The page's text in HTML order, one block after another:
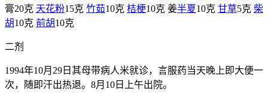
膏20克 天花粉15克 竹茹10克 桔梗10克 姜半夏10克 甘草5克 柴
胡10克 前胡10克
二剂
1994年10月29日其母带病人米就诊，言服药当天晚上即大便一
次，随即汗出热退。8月10日上午出院。